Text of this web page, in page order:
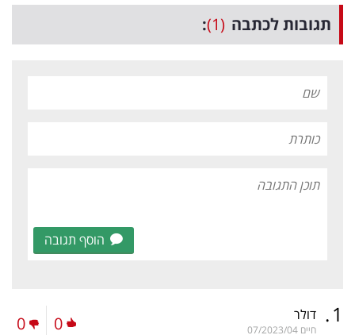
תגובות לכתבה (1)
:
הוסף תגובה
1
. דולר
חיים 07/2023/04
0
0